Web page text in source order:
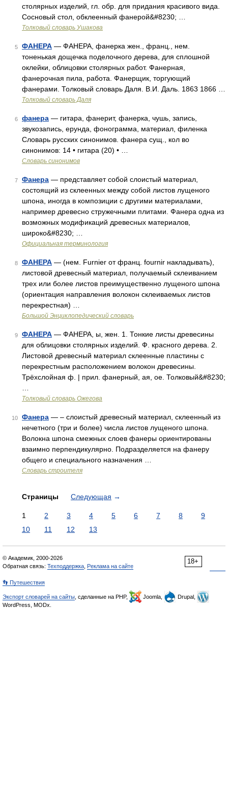
столярных изделий, гл. обр. для придания красивого вида.
Сосновый стол, обклеенный фанерой&#8230; …
Толковый словарь Ушакова
5 ФАНЕРА — ФАНЕРА, фанерка жен., франц., нем.
тоненькая дощечка поделочного дерева, для сплошной
оклейки, облицовки столярных работ. Фанерная,
фанерочная пила, работа. Фанерщик, торгующий
фанерами. Толковый словарь Даля. В.И. Даль. 1863 1866 …
Толковый словарь Даля
6 фанера — гитара, фанерит, фанерка, чушь, запись,
звукозапись, ерунда, фонограмма, материал, филенка
Словарь русских синонимов. фанера сущ., кол во
синонимов: 14 • гитара (20) • …
Словарь синонимов
7 Фанера — представляет собой слоистый материал,
состоящий из склеенных между собой листов лущеного
шпона, иногда в композиции с другими материалами,
например древесно стружечными плитами. Фанера одна из
возможных модификаций древесных материалов,
широко&#8230; …
Официальная терминология
8 ФАНЕРА — (нем. Furnier от франц. fournir накладывать),
листовой древесный материал, получаемый склеиванием
трех или более листов преимущественно лущеного шпона
(ориентация направления волокон склеиваемых листов
перекрестная) …
Большой Энциклопедический словарь
9 ФАНЕРА — ФАНЕРА, ы, жен. 1. Тонкие листы древесины
для облицовки столярных изделий. Ф. красного дерева. 2.
Листовой древесный материал склеенные пластины с
перекрестным расположением волокон древесины.
Трёхслойная ф. | прил. фанерный, ая, ое. Толковый&#8230;
Толковый словарь Ожегова
10 Фанера — – слоистый древесный материал, склеенный из
нечетного (три и более) числа листов лущеного шпона.
Волокна шпона смежных слоев фанеры ориентированы
взаимно перпендикулярно. Подразделяется на фанеру
общего и специального назначения …
Словарь строителя
Страницы Следующая →
1 2 3 4 5 6 7 8
9
10
11 12 13
18+
© Академик, 2000-2026
Обратная связь: Техподдержка Реклама на сайте
👣 Путешествия
Экспорт словарей на сайты , сделанные на PHP, Joomla,
Drupal,
WordPress, MODx.